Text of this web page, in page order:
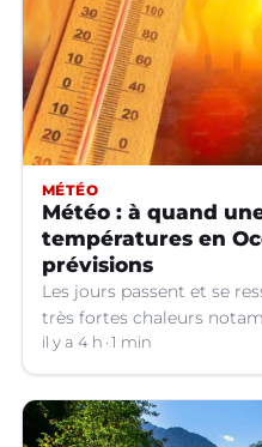
MÉTÉO
Météo : à quand
températures en
prévisions
Les jours passent et se
très fortes chaleurs
Jusqu’à quand ?
il y a 4 h 1 min